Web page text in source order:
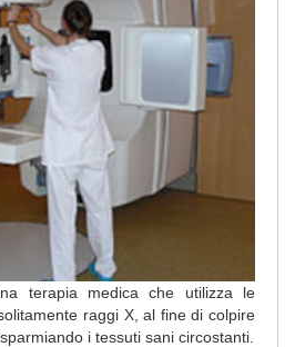
terapia medica che utilizza le
raggi X, al fine di colpire
i tessuti sani circostanti.